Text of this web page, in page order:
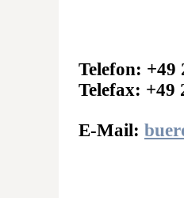
Telefon: +49
Telefax: +49
E-Mail: